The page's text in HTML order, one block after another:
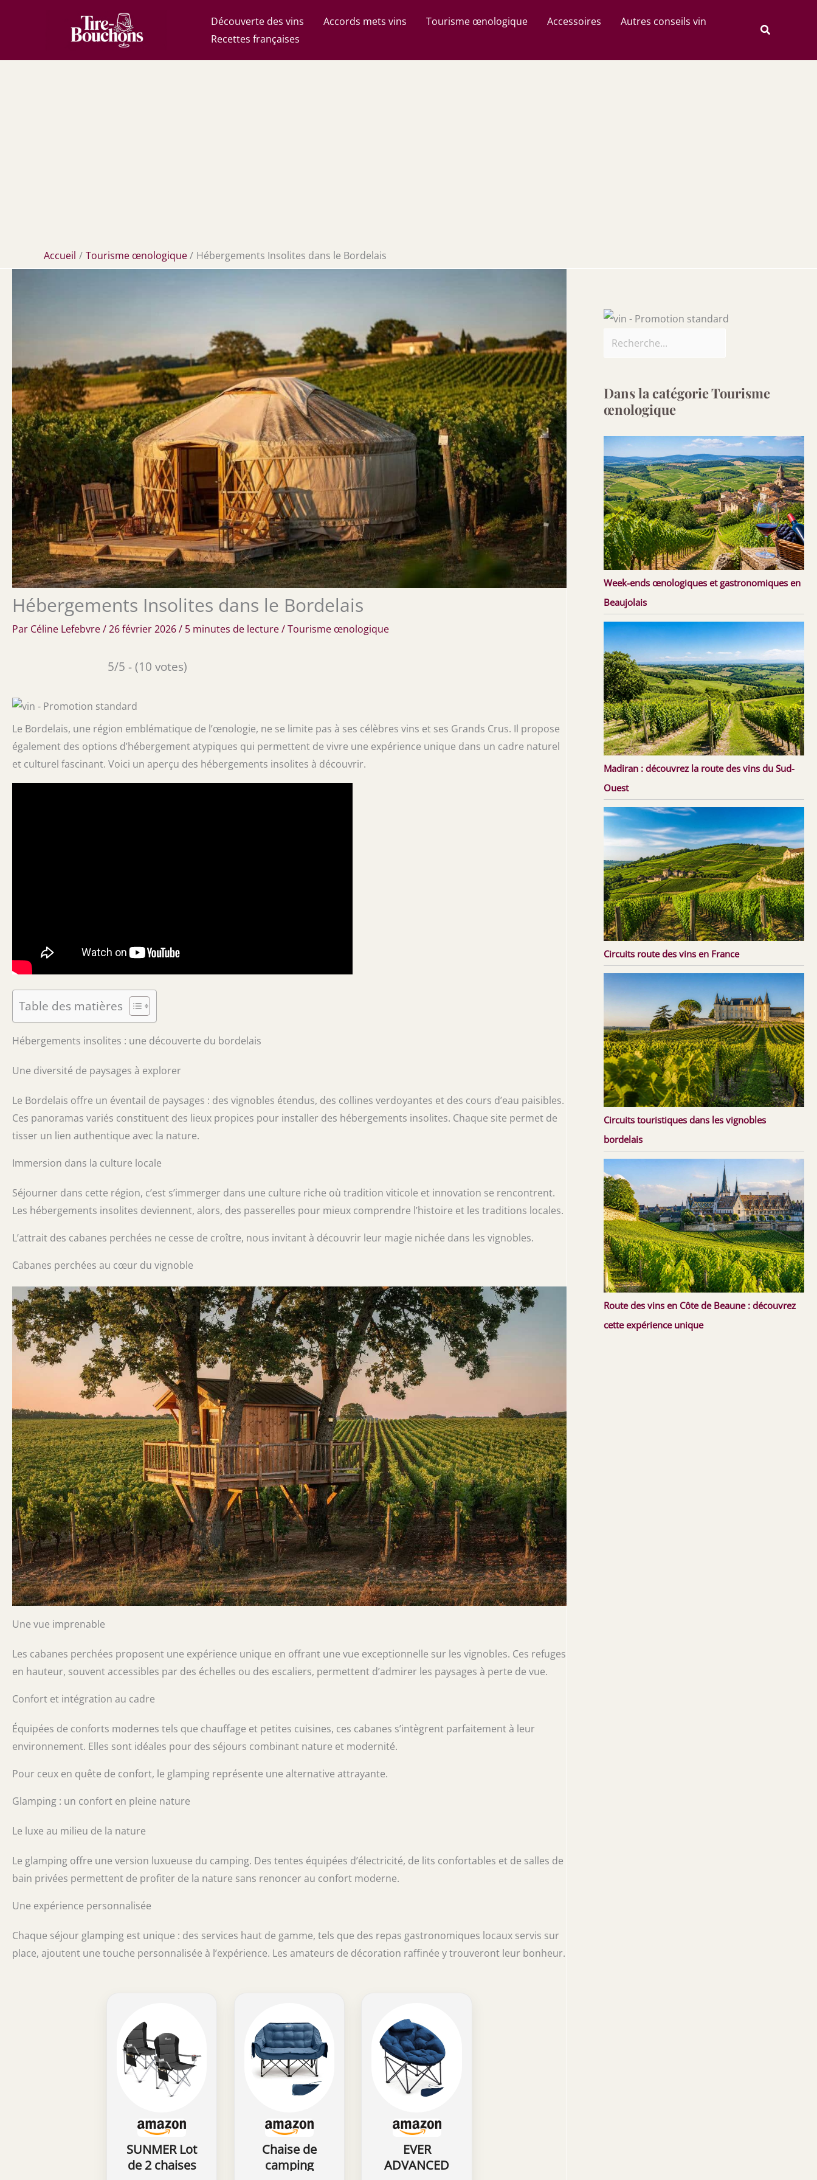
Découverte des vins Accords mets vins Tourisme œnologique Accessoires
Autres conseils vin
Recettes françaises
Rechercher
Accueil Tourisme œnologique Hébergements Insolites dans le Bordelais
Hébergements Insolites dans le Bordelais
Par Céline Lefebvre/26 février 2026/ 5 minutes de lecture/Tourisme œnologique
5/5 - (10 votes)
Le Bordelais, une région emblématique de l’œnologie, ne se limite pas à ses célèbres vins et ses Grands Crus. Il propose
également des options d’hébergement atypiques qui permettent de vivre une expérience unique dans un cadre naturel
et culturel fascinant. Voici un aperçu des hébergements insolites à découvrir.
Table des matières
Hébergements insolites : une découverte du bordelais
Une diversité de paysages à explorer
Le Bordelais offre un éventail de paysages : des vignobles étendus, des collines verdoyantes et des cours d’eau paisibles.
Ces panoramas variés constituent des lieux propices pour installer des hébergements insolites. Chaque site permet de
tisser un lien authentique avec la nature.
Immersion dans la culture locale
Séjourner dans cette région, c’est s’immerger dans une culture riche où tradition viticole et innovation se rencontrent.
Les hébergements insolites deviennent, alors, des passerelles pour mieux comprendre l’histoire et les traditions locales.
L’attrait des cabanes perchées ne cesse de croître, nous invitant à découvrir leur magie nichée dans les vignobles.
Cabanes perchées au cœur du vignoble
Une vue imprenable
Les cabanes perchées proposent une expérience unique en offrant une vue exceptionnelle sur les vignobles. Ces refuges
en hauteur, souvent accessibles par des échelles ou des escaliers, permettent d’admirer les paysages à perte de vue.
Confort et intégration au cadre
Équipées de conforts modernes tels que chauffage et petites cuisines, ces cabanes s’intègrent parfaitement à leur
environnement. Elles sont idéales pour des séjours combinant nature et modernité.
Pour ceux en quête de confort, le glamping représente une alternative attrayante.
Glamping : un confort en pleine nature
Le luxe au milieu de la nature
Le glamping offre une version luxueuse du camping. Des tentes équipées d’électricité, de lits confortables et de salles de
bain privées permettent de profiter de la nature sans renoncer au confort moderne.
Une expérience personnalisée
Chaque séjour glamping est unique : des services haut de gamme, tels que des repas gastronomiques locaux servis sur
place, ajoutent une touche personnalisée à l’expérience. Les amateurs de décoration raffinée y trouveront leur bonheur.
SUNMER Lot
de 2 chaises
Chaise de
camping
EVER
ADVANCED
Dans la catégorie Tourisme
œnologique
Week-ends œnologiques et gastronomiques en
Beaujolais
Madiran : découvrez la route des vins du Sud-
Ouest
Circuits route des vins en France
Circuits touristiques dans les vignobles
bordelais
Route des vins en Côte de Beaune : découvrez
cette expérience unique